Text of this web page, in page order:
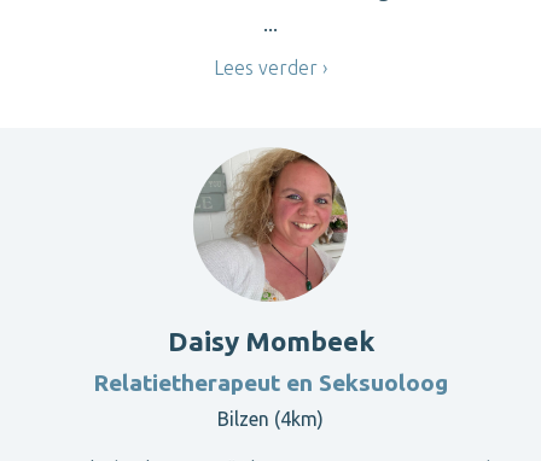
...
Lees verder
Daisy Mombeek
Relatietherapeut en Seksuoloog
Bilzen (4km)